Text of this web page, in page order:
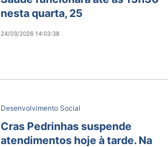
nesta quarta, 25
24/03/2026 14:03:38
Desenvolvimento Social
Cras Pedrinhas suspende
atendimentos hoje à tarde. Na